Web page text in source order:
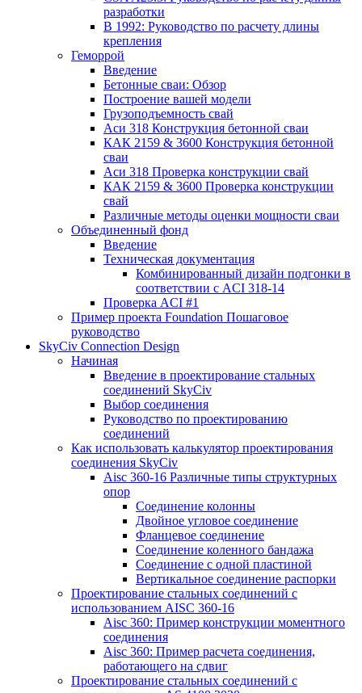
разработки
В 1992: Руководство по расчету длины
крепления
Геморрой
Введение
Бетонные сваи: Обзор
Построение вашей модели
Грузоподъемность свай
Аси 318 Конструкция бетонной сваи
КАК 2159 & 3600 Конструкция бетонной
сваи
Аси 318 Проверка конструкции свай
КАК 2159 & 3600 Проверка конструкции
свай
Различные методы оценки мощности сваи
Объединенный фонд
Введение
Техническая документация
Комбинированный дизайн подгонки в
соответствии с ACI 318-14
Проверка ACI #1
Пример проекта Foundation Пошаговое
руководство
SkyCiv Connection Design
Начиная
Введение в проектирование стальных
соединений SkyCiv
Выбор соединения
Руководство по проектированию
соединений
Как использовать калькулятор проектирования
соединения SkyCiv
Aisc 360-16 Различные типы структурных
опор
Соединение колонны
Двойное угловое соединение
Фланцевое соединение
Соединение коленного бандажа
Соединение с одной пластиной
Вертикальное соединение распорки
Проектирование стальных соединений с
использованием AISC 360-16
Aisc 360: Пример конструкции моментного
соединения
Aisc 360: Пример расчета соединения,
работающего на сдвиг
Проектирование стальных соединений с